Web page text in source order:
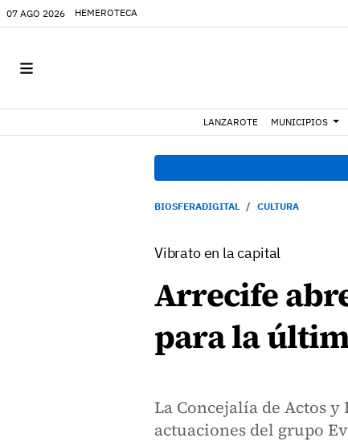
07 AGO 2026 HEMEROTECA
LANZAROTE MUNICIPIOS
BIOSFERADIGITAL CULTURA
Vibrato en la capital
Arrecife
para la
La Concejalía de Actos
actuaciones del grupo